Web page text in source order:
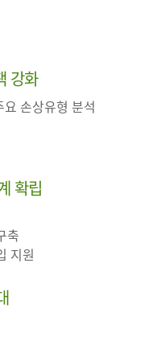
강화
요 손상유형 분석
확립
축
지원